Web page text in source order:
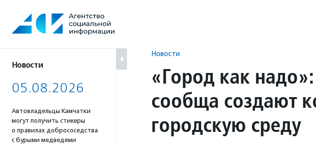
содержанию
Новости
05.08.2026
Автовладельцы Камчатки
могут получить стикеры
о правилах добрососедства
с бурыми медведями
Новости
«Город как
сообща создают
городскую среду